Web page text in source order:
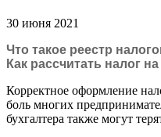
30 июня 2021
Что такое реестр
Как рассчитать налог
Корректное оформление
боль многих
бухгалтера также могут